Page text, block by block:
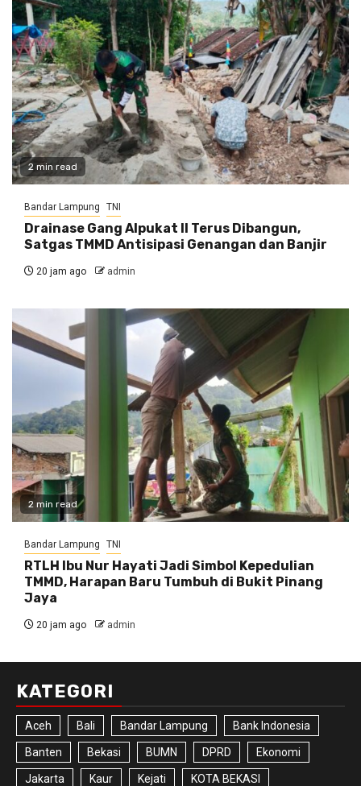
2 min read
Bandar Lampung TNI
Drainase Gang Alpukat II Terus Dibangun,
Satgas TMMD Antisipasi Genangan dan Banjir
20 jam ago admin
2 min read
Bandar Lampung TNI
RTLH Ibu Nur Hayati Jadi Simbol Kepedulian
TMMD, Harapan Baru Tumbuh di Bukit Pinang
Jaya
20 jam ago admin
KATEGORI
Aceh Bali Bandar Lampung Bank Indonesia
Banten Bekasi BUMN DPRD Ekonomi
Jakarta Kaur Kejati KOTA BEKASI